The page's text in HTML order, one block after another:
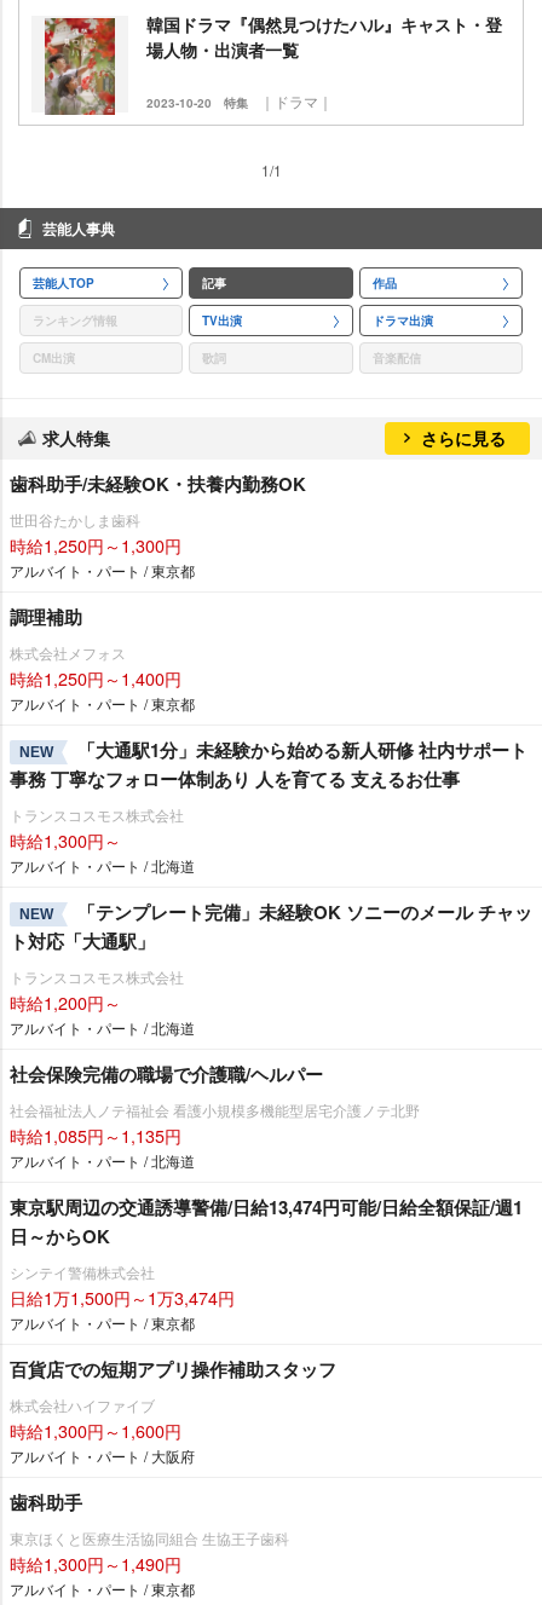
韓国ドラマ『偶然見つけたハル』キャスト・登
場人物・出演者一覧
2023-10-20 特集 ｜ドラマ｜
1/1
芸能人事典
芸能人TOP 記事 作品
ランキング情報 TV出演 ドラマ出演
CM出演 歌詞 音楽配信
求人特集 さらに見る
歯科助手/未経験OK・扶養内勤務OK
世田谷たかしま歯科
時給1,250円～1,300円
アルバイト・パート / 東京都
調理補助
株式会社メフォス
時給1,250円～1,400円
アルバイト・パート / 東京都
NEW
「大通駅1分」未経験から始める新人研修 社内サポート
事務 丁寧なフォロー体制あり 人を育てる 支えるお仕事
トランスコスモス株式会社
時給1,300円～
アルバイト・パート / 北海道
NEW
「テンプレート完備」未経験OK ソニーのメール チャッ
ト対応「大通駅」
トランスコスモス株式会社
時給1,200円～
アルバイト・パート / 北海道
社会保険完備の職場で介護職/ヘルパー
社会福祉法人ノテ福祉会 看護小規模多機能型居宅介護ノテ北野
時給1,085円～1,135円
アルバイト・パート / 北海道
東京駅周辺の交通誘導警備/日給13,474円可能/日給全額保証/週1
日～からOK
シンテイ警備株式会社
日給1万1,500円～1万3,474円
アルバイト・パート / 東京都
百貨店での短期アプリ操作補助スタッフ
株式会社ハイファイブ
時給1,300円～1,600円
アルバイト・パート / 大阪府
歯科助手
東京ほくと医療生活協同組合 生協王子歯科
時給1,300円～1,490円
アルバイト・パート / 東京都